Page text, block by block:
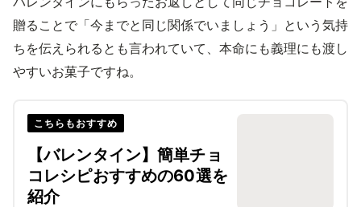
贈ることで「今までと同じ関係でいましょう」という気持
ちを伝えられるとも言われていて、本命にも義理にも渡し
やすいお菓子ですね。
こちらもおすすめ
【バレンタイン】簡単チョ
コレシピおすすめの60選を
紹介